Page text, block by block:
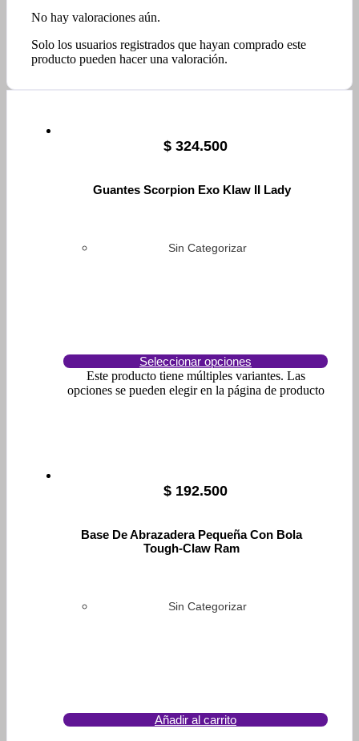
No hay valoraciones aún.
Solo los usuarios registrados que hayan comprado este
producto pueden hacer una valoración.
$ 324.500
Guantes Scorpion Exo Klaw II Lady
Sin Categorizar
Seleccionar opciones
Este producto tiene múltiples variantes. Las
opciones se pueden elegir en la página de producto
$ 192.500
Base De Abrazadera Pequeña Con Bola
Tough-Claw Ram
Sin Categorizar
Añadir al carrito